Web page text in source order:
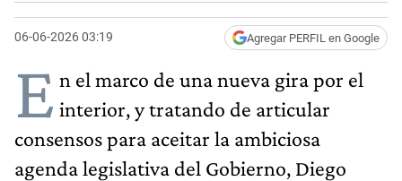
06-06-2026 03:19 Agregar PERFIL en Google
E n el marco de una nueva gira por el
interior, y tratando de articular
consensos para aceitar la ambiciosa
agenda legislativa del Gobierno, Diego